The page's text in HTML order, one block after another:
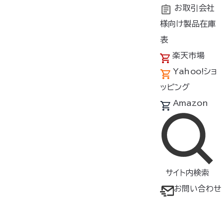
お取引会社
様向け製品在庫
表
楽天市場
Yahoo!ショ
ッピング
Amazon
サイト内検索
お問い合わせ